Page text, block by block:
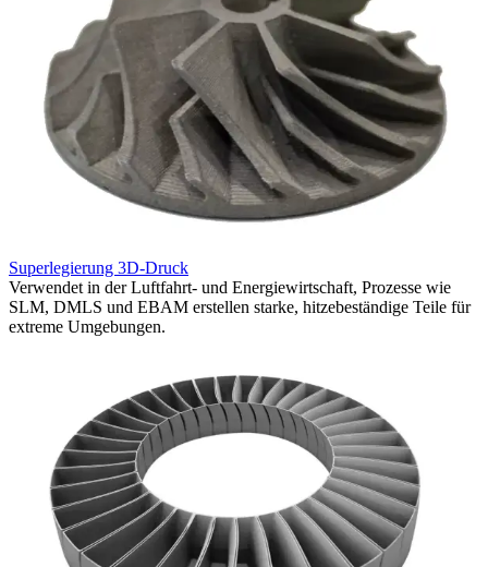
Superlegierung 3D-Druck
Verwendet in der Luftfahrt- und Energiewirtschaft, Prozesse wie
SLM, DMLS und EBAM erstellen starke, hitzebeständige Teile für
extreme Umgebungen.